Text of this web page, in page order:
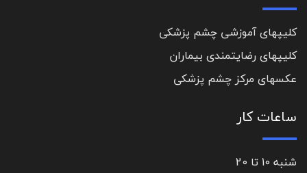
کلیپهای آموزشی چشم پزشکی
کلیپهای رضایتمندی بیماران
عکسهای مرکز چشم پزشکی
ساعات کار
شنبه 10 تا 20